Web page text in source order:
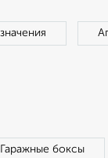
Гаражные боксы